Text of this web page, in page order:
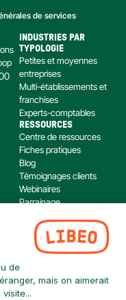
de services
de Créteil, dont le siège social
auprès de l’Organisme
banque et finance (ORIAS) sous
de banque et en services de
de Banque et Service de
103). Les immatriculations COBSP
ORIAS accessible à
INDUSTRIES PAR
TYPOLOGIE
Petites et moyennes
entreprises
Multi-établissements et
franchises
Experts-comptables
RESSOURCES
Centre de ressources
Fiches pratiques
Blog
Témoignages clients
Webinaires
Parrainage
de
mais on aimerait